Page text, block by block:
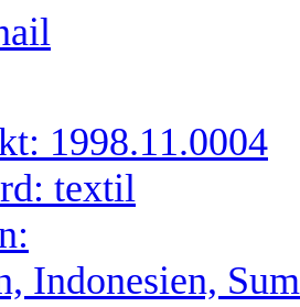
1998.11.0004
textil
Indonesien,